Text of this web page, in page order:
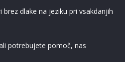
dlake na jeziku pri vsakdanjih
potrebujete pomoč, nas